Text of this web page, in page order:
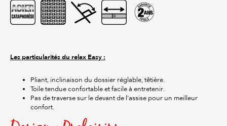
Les particularités du relax Easy :
Pliant, inclinaison du dossier réglable, têtière.
Toile tendue confortable et facile à entretenir.
Pas de traverse sur le devant de l'assise pour un meilleur
confort.